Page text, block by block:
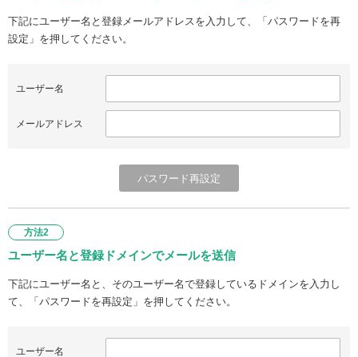
下記にユーザー名と登録メールアドレスを入力して、「パスワードを再
設定」を押してください。
ユーザー名
メールアドレス
方法2
ユーザー名と登録ドメインでメールを送信
下記にユーザー名と、そのユーザー名で登録しているドメインを入力し
て、「パスワードを再設定」を押してください。
ユーザー名